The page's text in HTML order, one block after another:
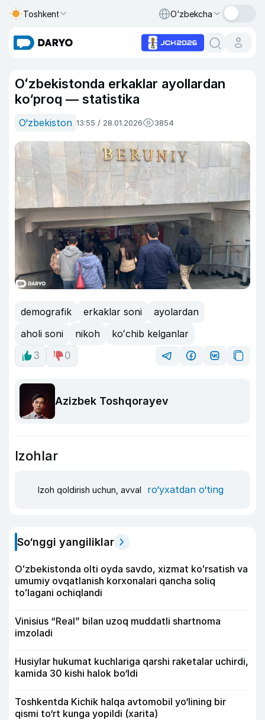
Toshkent O‘zbekcha
Oʻzbekistonda erkaklar ayollardan
ko‘proq — statistika
O‘zbekiston 13:55 / 28.01.2026 3854
demografik erkaklar soni
ayolardan
aholi soni
nikoh
koʻchib kelganlar
3
0
Azizbek Toshqorayev
Izohlar
Izoh qoldirish uchun, avval ro‘yxatdan o‘ting
So‘nggi yangiliklar
Oʻzbekistonda olti oyda savdo, xizmat koʻrsatish va
umumiy ovqatlanish korxonalari qancha soliq
toʻlagani ochiqlandi
Vinisius “Real” bilan uzoq muddatli shartnoma
imzoladi
Husiylar hukumat kuchlariga qarshi raketalar uchirdi,
kamida 30 kishi halok bo‘ldi
Toshkentda Kichik halqa avtomobil yo‘lining bir
qismi to‘rt kunga yopildi (xarita)